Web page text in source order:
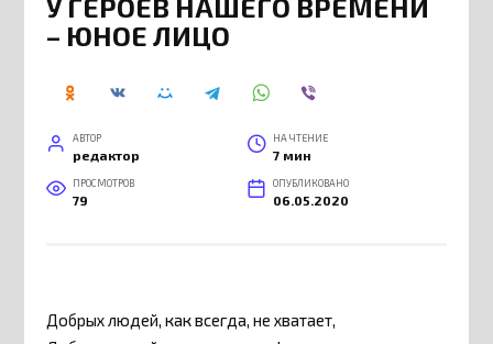
У ГЕРОЕВ НАШЕГО ВРЕМЕНИ
– ЮНОЕ ЛИЦО
АВТОР
редактор
НА ЧТЕНИЕ
7 мин
ПРОСМОТРОВ
79
ОПУБЛИКОВАНО
06.05.2020
Добрых людей, как всегда, не хватает,